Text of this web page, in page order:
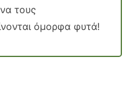
τους
όμορφα φυτά!